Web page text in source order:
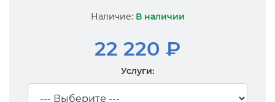
Наличие: В наличии
22 220 ₽
Услуги: